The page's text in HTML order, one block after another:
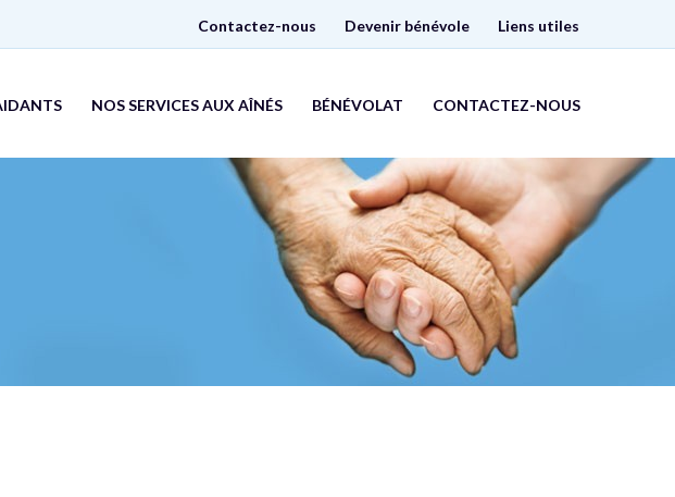
Contactez-nous Devenir bénévole Liens utiles
NOS SERVICES AUX AÎNÉS BÉNÉVOLAT CONTACTEZ-NOUS